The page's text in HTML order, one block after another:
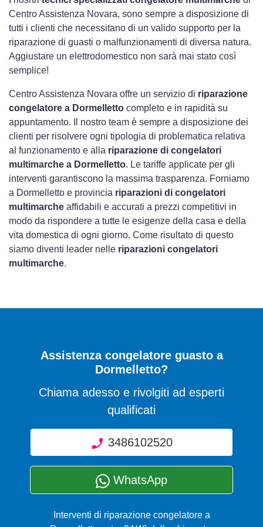
Centro Assistenza Novara, sono sempre a disposizione di
tutti i clienti che necessitano di un valido supporto per la
riparazione di guasti o malfunzionamenti di diversa natura.
Aggiustare un elettrodomestico non sarà mai stato così
semplice!
Centro Assistenza Novara offre un servizio di riparazione
congelatore a Dormelletto completo e in rapidità su
appuntamento. Il nostro team è sempre a disposizione dei
clienti per risolvere ogni tipologia di problematica relativa
al funzionamento e alla riparazione di congelatori
multimarche a Dormelletto. Le tariffe applicate per gli
interventi garantiscono la massima trasparenza. Forniamo
a Dormelletto e provincia riparazioni di congelatori
multimarche affidabili e accurati a prezzi competitivi in
modo da rispondere a tutte le esigenze della casa e della
vita domestica di ogni giorno. Come risultato di questo
siamo diventi leader nelle riparazioni congelatori
multimarche.
Assistenza congelatore guasto a
Dormelletto?
Chiama adesso e rivolgiti ad esperti
qualificati
3486102520
WhatsApp
Interventi di riparazione congelatore a